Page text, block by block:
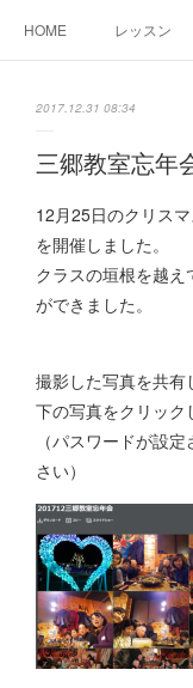
HOME レッスン
2017.12.31 08:34
三郷教室忘年
12月25日のクリス
を開催しました。
クラスの垣根を越え
ができました。
撮影した写真を共有
下の写真をクリック
（パスワードが設
さい）